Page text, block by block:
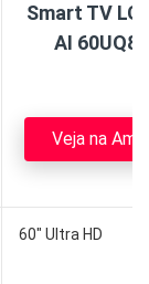
Smart TV LG
AI
Veja na
60″ Ultra HD